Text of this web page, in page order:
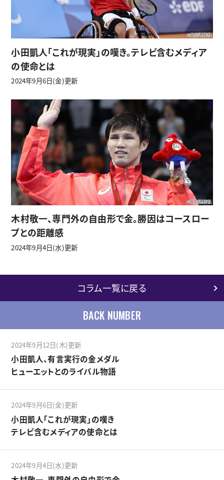
小田凱人「これが現実」の嘆き。テレビ含むメディア
の使命とは
2024年9月6日(金)更新
木村敬一、専門外の自由形で金。勝因はコースロー
プとの距離感
2024年9月4日(水)更新
コラム一覧に戻る
BACK NUMBER
2024年9月12日(木)更新
小田凱人、有言実行の金メダル
ヒューエットとのライバル物語
2024年9月6日(金)更新
小田凱人「これが現実」の嘆き
テレビ含むメディアの使命とは
2024年9月4日(水)更新